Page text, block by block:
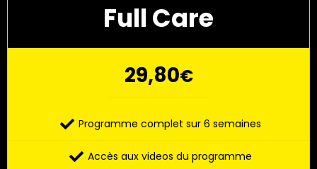
Full Care
29,80€
Programme complet sur 6 semaines
Accès aux videos du programme